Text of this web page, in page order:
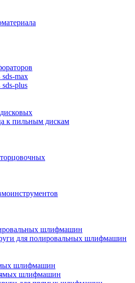
max
plus
к пильным дискам
шлифмашин
для полировальных шлифмашин
шлифмашин
шлифмашин